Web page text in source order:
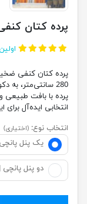
پرده کتان
280 سانتی‌متر،
پرده با بافت
انتخابی ایده‌آل
انتخاب نوع: (اختیاری)
یک پنل پانچی
دو پنل پانچی [+2,083,000